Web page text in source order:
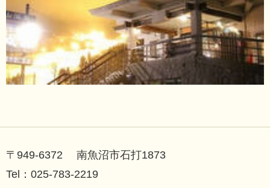
〒949-6372 南魚沼市石打1873
Tel：025-783-2219